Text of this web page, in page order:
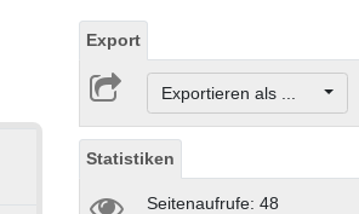
Export
Exportieren als ...
Statistiken
Seitenaufrufe: 48